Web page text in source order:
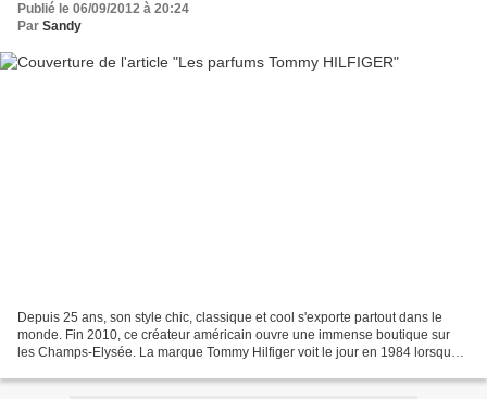
Publié le 06/09/2012 à 20:24
Par Sandy
Depuis 25 ans, son style chic, classique et cool s'exporte partout dans le
monde. Fin 2010, ce créateur américain ouvre une immense boutique sur
les Champs-Elysée. La marque Tommy Hilfiger voit le jour en 1984 lorsque